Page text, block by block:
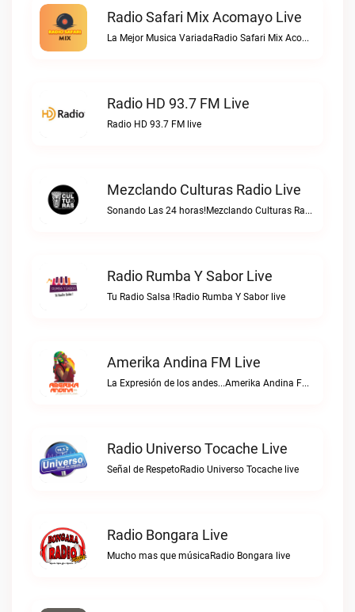
Radio Safari Mix Acomayo Live
La Mejor Musica VariadaRadio Safari Mix Acomayo live
Radio HD 93.7 FM Live
Radio HD 93.7 FM live
Mezclando Culturas Radio Live
Sonando Las 24 horas!Mezclando Culturas Radio live
Radio Rumba Y Sabor Live
Tu Radio Salsa !Radio Rumba Y Sabor live
Amerika Andina FM Live
La Expresión de los andes...Amerika Andina FM live
Radio Universo Tocache Live
Señal de RespetoRadio Universo Tocache live
Radio Bongara Live
Mucho mas que músicaRadio Bongara live